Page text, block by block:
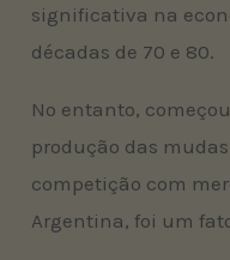
significativa na
décadas de 70 e 80.
No entanto,
produção das
competição com
Argentina, foi um